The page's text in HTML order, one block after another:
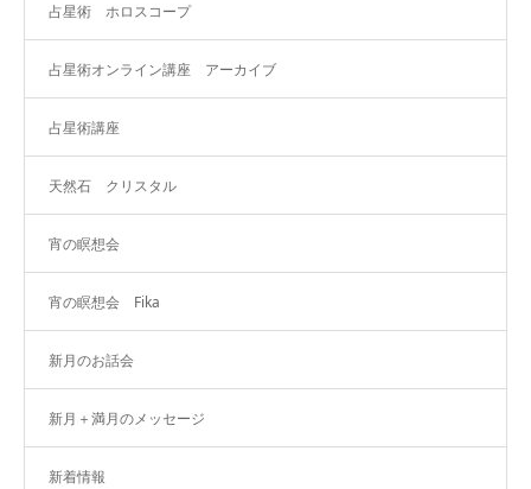
占星術 ホロスコープ
占星術オンライン講座 アーカイブ
占星術講座
天然石 クリスタル
宵の瞑想会
宵の瞑想会 Fika
新月のお話会
新月＋満月のメッセージ
新着情報